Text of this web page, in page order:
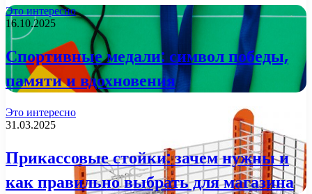
Это интересно
16.10.2025
Спортивные медали: символ победы,
памяти и вдохновения
Это интересно
31.03.2025
Прикассовые стойки: зачем нужны и
как правильно выбрать для магазина